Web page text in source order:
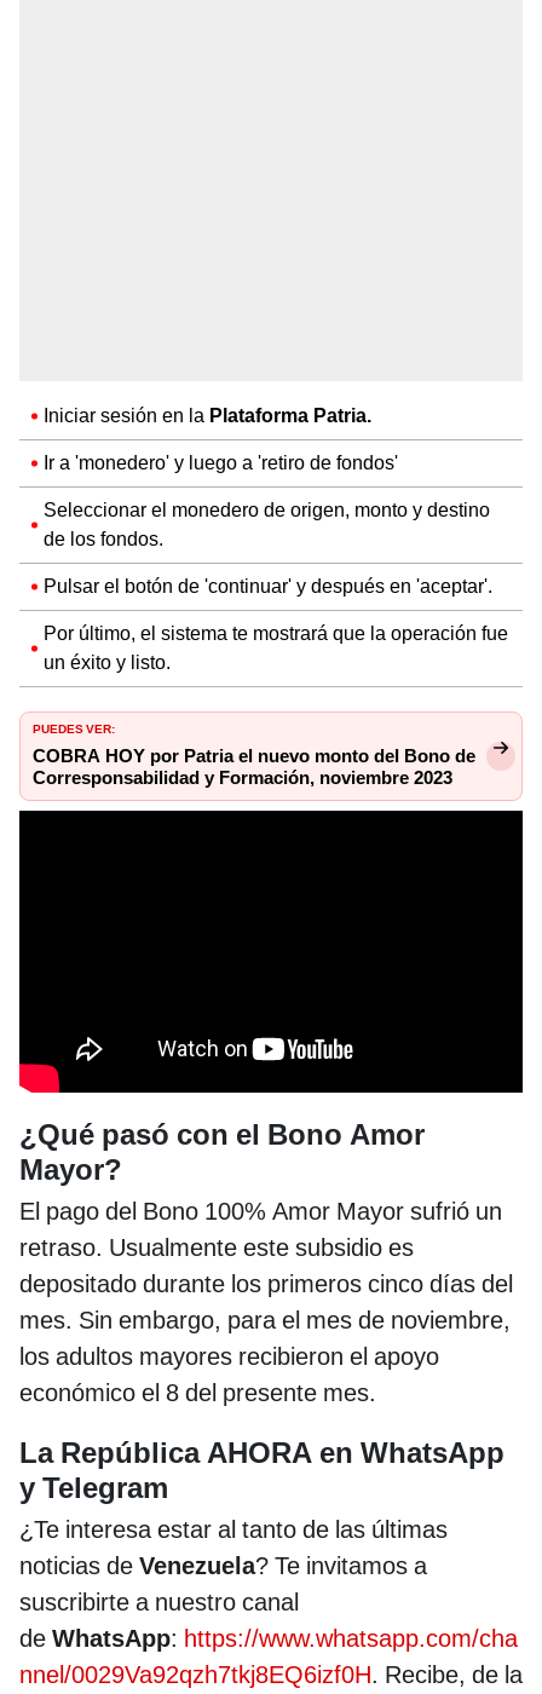
Iniciar sesión en la Plataforma Patria.
Ir a 'monedero' y luego a 'retiro de fondos'
Seleccionar el monedero de origen, monto y destino
de los fondos.
Pulsar el botón de 'continuar' y después en 'aceptar'.
Por último, el sistema te mostrará que la operación fue
un éxito y listo.
PUEDES VER:
COBRA HOY por Patria el nuevo monto del Bono de
Corresponsabilidad y Formación, noviembre 2023
¿Qué pasó con el Bono Amor
Mayor?
El pago del Bono 100% Amor Mayor sufrió un
retraso. Usualmente este subsidio es
depositado durante los primeros cinco días del
mes. Sin embargo, para el mes de noviembre,
los adultos mayores recibieron el apoyo
económico el 8 del presente mes.
La República AHORA en WhatsApp
y Telegram
¿Te interesa estar al tanto de las últimas
noticias de Venezuela? Te invitamos a
suscribirte a nuestro canal
de WhatsApp: https://www.whatsapp.com/cha
nnel/0029Va92qzh7tkj8EQ6izf0H. Recibe, de la